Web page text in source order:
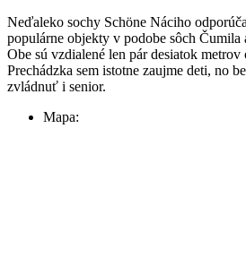
Neďaleko sochy Schöne Náciho
populárne objekty v podobe sôch Čumila
Obe sú vzdialené len pár desiatok metrov
Prechádzka sem istotne zaujme deti, no
zvládnuť i senior.
Mapa: